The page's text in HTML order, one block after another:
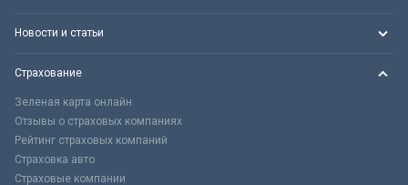
Новости и статьи
Страхование
Зеленая карта онлайн
Отзывы о страховых компаниях
Рейтинг страховых компаний
Страховка авто
Страховые компании